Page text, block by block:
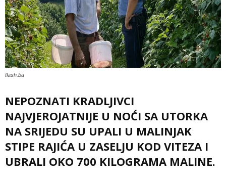
flash.ba
NEPOZNATI KRADLJIVCI
NAJVJEROJATNIJE U NOĆI SA UTORKA
NA SRIJEDU SU UPALI U MALINJAK
STIPE RAJIĆA U ZASELJU KOD VITEZA I
UBRALI OKO 700 KILOGRAMA MALINE.